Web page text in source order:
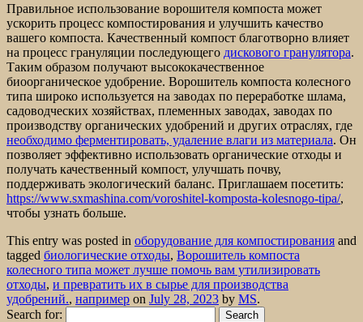
Правильное использование ворошителя компоста может
ускорить процесс компостирования и улучшить качество
вашего компоста. Качественный компост благотворно влияет
на процесс грануляции последующего дискового гранулятора.
Таким образом получают высококачественное
биоорганическое удобрение. Ворошитель компоста колесного
типа широко используется на заводах по переработке шлама,
садоводческих хозяйствах, племенных заводах, заводах по
производству органических удобрений и других отраслях, где
необходимо ферментировать, удаление влаги из материала. Он
позволяет эффективно использовать органические отходы и
получать качественный компост, улучшать почву,
поддерживать экологический баланс. Приглашаем посетить:
https://www.sxmashina.com/voroshitel-komposta-kolesnogo-tipa/,
чтобы узнать больше.
This entry was posted in оборудование для компостирования and
tagged биологические отходы, Ворошитель компоста
колесного типа может лучше помочь вам утилизировать
отходы, и превратить их в сырье для производства
удобрений., например on July 28, 2023 by MS.
Search for: